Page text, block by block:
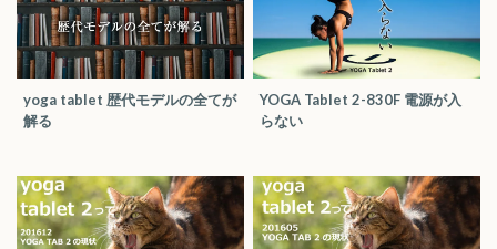
yoga tablet 歴代モデルの全てが
解る
YOGA Tablet 2-830F 電源が入
らない